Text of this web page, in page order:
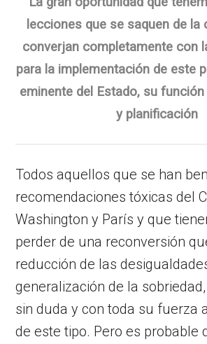
lecciones que se saquen de la
converjan completamente con
para la implementación de este
eminente del Estado, su
y planificación
Todos aquellos que se han
recomendaciones tóxicas del
Washington y París y que
perder de una reconversión
reducción de las
generalización de la
sin duda y con toda su fuerza
de este tipo. Pero es probable